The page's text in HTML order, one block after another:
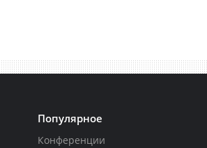
Популярное
Конференции